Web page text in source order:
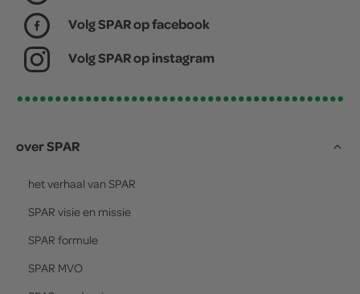
Volg SPAR op facebook
Volg SPAR op instagram
over SPAR
het verhaal van SPAR
SPAR visie en missie
SPAR formule
SPAR MVO